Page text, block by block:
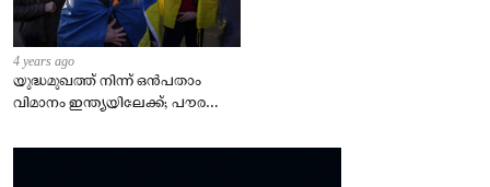
4 years ago
യുദ്ധമുഖത്ത് നിന്ന് ഒൻപതാം
വിമാനം ഇന്ത്യയിലേക്ക്; പൗരന്മാർ
– കേന്ദ്രം